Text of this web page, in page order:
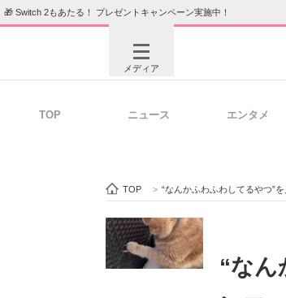
🎁 Switch 2もあたる！ プレゼントキャンペーン実施中！
メディア
ビジネスと働き方のヒント
TOP ニュース エンタメ
TOP > “なんかふわふわしてるやつ”
“なん